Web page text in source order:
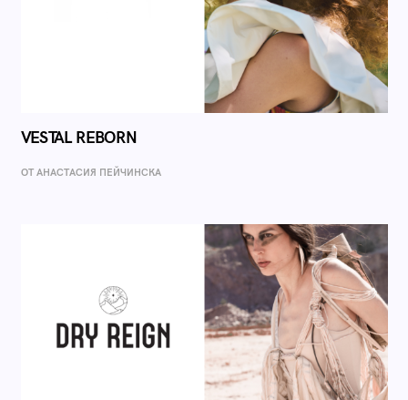
VESTAL REBORN
ОТ AНАСТАСИЯ ПЕЙЧИНСКА